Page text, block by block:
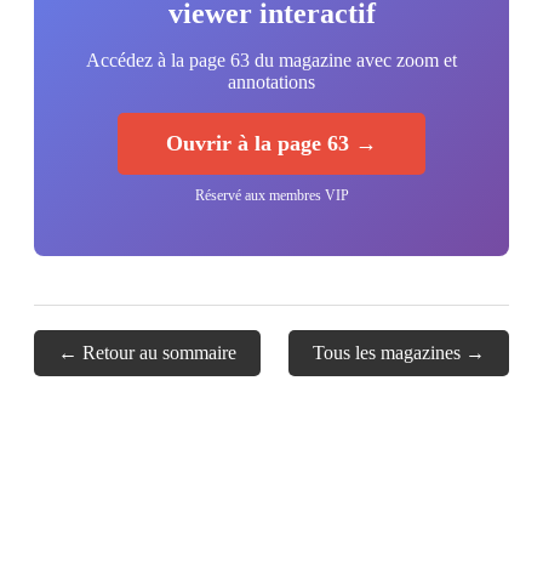
viewer interactif
Accédez à la page 63 du magazine avec zoom et
annotations
Ouvrir à la page 63 →
Réservé aux membres VIP
← Retour au sommaire Tous les magazines →